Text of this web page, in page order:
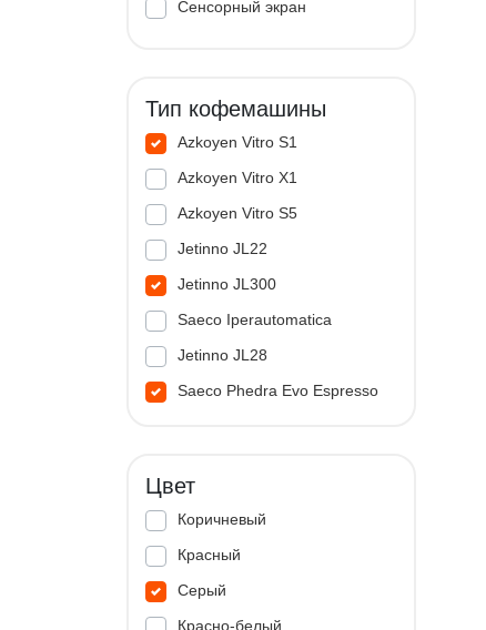
Сенсорный экран
Тип кофемашины
Azkoyen Vitro S1
Azkoyen Vitro X1
Azkoyen Vitro S5
Jetinno JL22
Jetinno JL300
Saeco Iperautomatica
Jetinno JL28
Saeco Phedra Evo Espresso
Цвет
Коричневый
Красный
Серый
Красно-белый